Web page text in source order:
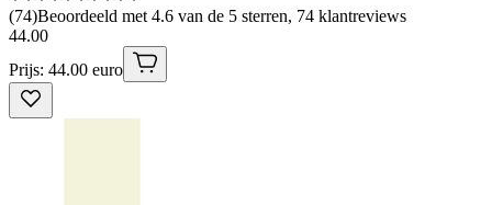
(74)Beoordeeld met 4.6 van de 5 sterren, 74 klantreviews
44.00
Prijs: 44.00 euro